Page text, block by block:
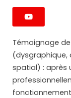
Témoignage de
(dysgraphique,
spatial) : après